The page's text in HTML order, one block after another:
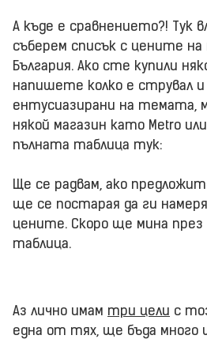
А къде е сравнението?! Тук
съберем списък с цените
България. Ако сте купили
напишете колко е струвал
ентусиазирани на темата,
някой магазин като Metro
пълната таблица тук:
Ще се радвам, ако
ще се постарая да ги
цените. Скоро ще мина през
таблица.
Аз лично имам три цели с
една от тях, ще бъда много